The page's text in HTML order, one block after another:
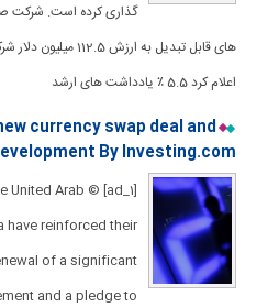
اعلام کرد 5.5 ٪ یادداشت های ارشد
currency swap deal and
By Investing.com
United Arab
have reinforced their
of a significant
and a pledge to